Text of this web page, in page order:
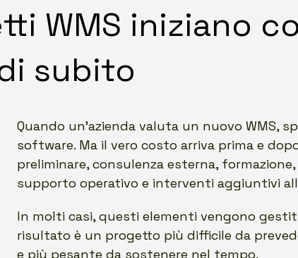
WMS iniziano
subito
Quando un’azienda valuta un nuovo WMS,
software. Ma il vero costo arriva prima e
preliminare, consulenza esterna,
supporto operativo e interventi aggiuntivi
In molti casi, questi elementi vengono
risultato è un progetto più difficile da
e più pesante da sostenere nel tempo.